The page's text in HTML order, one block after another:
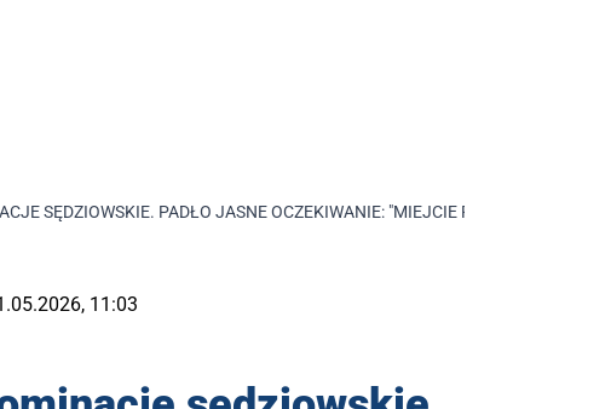
SĘDZIOWSKIE. PADŁO JASNE OCZEKIWANIE: "MIEJCIE PRZEKONANIE, ŻE..."
11:03